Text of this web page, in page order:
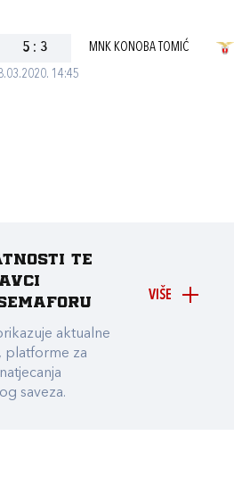
14:45
5 : 3 MNK KONOBA TOMIĆ
VIŠE
te
aktualne
platforme za
saveza.